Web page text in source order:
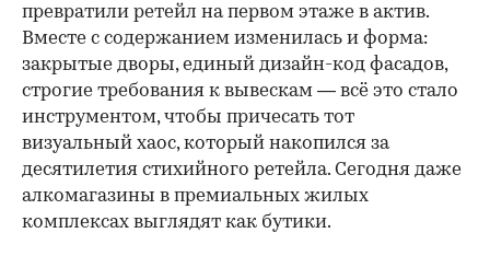
превратили ретейл на первом этаже в актив.
Вместе с содержанием изменилась и форма:
закрытые дворы, единый дизайн-код фасадов,
строгие требования к вывескам — всё это стало
инструментом, чтобы причесать тот
визуальный хаос, который накопился за
десятилетия стихийного ретейла. Сегодня даже
алкомагазины в премиальных жилых
комплексах выглядят как бутики.